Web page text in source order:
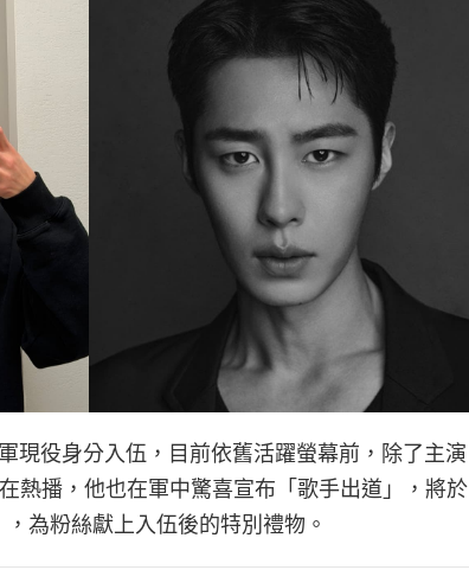
現役身分入伍，目前依舊活躍螢幕前，除了主演
熱播，他也在軍中驚喜宣布「歌手出道」，將於
為粉絲獻上入伍後的特別禮物。